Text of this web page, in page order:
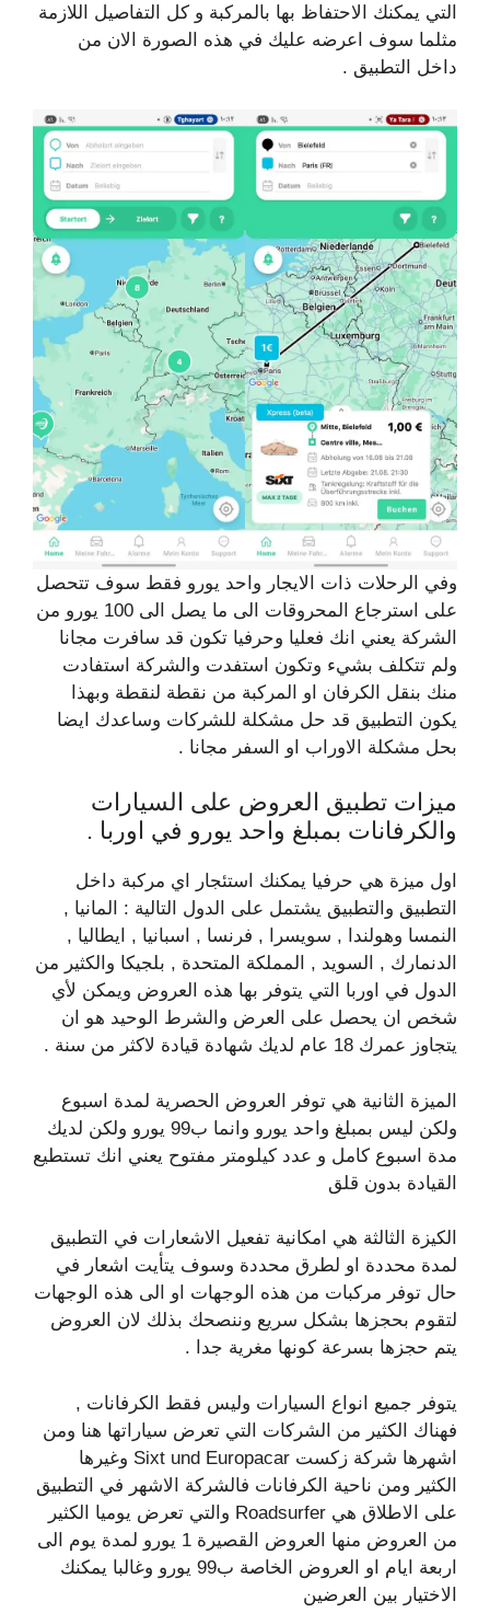
التي يمكنك الاحتفاظ بها بالمركبة و كل التفاصيل اللازمة
مثلما سوف اعرضه عليك في هذه الصورة الان من
داخل التطبيق .
وفي الرحلات ذات الايجار واحد يورو فقط سوف تتحصل
على استرجاع المحروقات الى ما يصل الى 100 يورو من
الشركة يعني انك فعليا وحرفيا تكون قد سافرت مجانا
ولم تتكلف بشيء وتكون استفدت والشركة استفادت
منك بنقل الكرفان او المركبة من نقطة لنقطة وبهذا
يكون التطبيق قد حل مشكلة للشركات وساعدك ايضا
بحل مشكلة الاوراب او السفر مجانا .
ميزات تطبيق العروض على السيارات
والكرفانات بمبلغ واحد يورو في اوربا .
اول ميزة هي حرفيا يمكنك استئجار اي مركبة داخل
التطبيق والتطبيق يشتمل على الدول التالية : المانيا ,
النمسا وهولندا , سويسرا , فرنسا , اسبانيا , ايطاليا ,
الدنمارك , السويد , المملكة المتحدة , بلجيكا والكثير من
الدول في اوربا التي يتوفر بها هذه العروض ويمكن لأي
شخص ان يحصل على العرض والشرط الوحيد هو ان
يتجاوز عمرك 18 عام لديك شهادة قيادة لاكثر من سنة .
الميزة الثانية هي توفر العروض الحصرية لمدة اسبوع
ولكن ليس بمبلغ واحد يورو وانما ب99 يورو ولكن لديك
مدة اسبوع كامل و عدد كيلومتر مفتوح يعني انك تستطيع
القيادة بدون قلق
الكيزة الثالثة هي امكانية تفعيل الاشعارات في التطبيق
لمدة محددة او لطرق محددة وسوف يتأيت اشعار في
حال توفر مركبات من هذه الوجهات او الى هذه الوجهات
لتقوم بحجزها بشكل سريع وننصحك بذلك لان العروض
يتم حجزها بسرعة كونها مغرية جدا .
يتوفر جميع انواع السيارات وليس فقط الكرفانات ,
فهناك الكثير من الشركات التي تعرض سياراتها هنا ومن
اشهرها شركة زكست Sixt und Europacar وغيرها
الكثير ومن ناحية الكرفانات فالشركة الاشهر في التطبيق
على الاطلاق هي Roadsurfer والتي تعرض يوميا الكثير
من العروض منها العروض القصيرة 1 يورو لمدة يوم الى
اربعة ايام او العروض الخاصة ب99 يورو وغالبا يمكنك
الاختيار بين العرضين